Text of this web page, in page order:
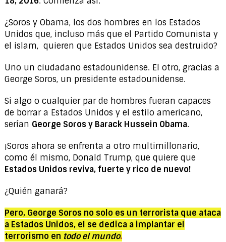
¿Soros y Obama, los dos hombres en los Estados
Unidos que, incluso más que el Partido Comunista y
el islam, quieren que Estados Unidos sea destruido?
Uno un ciudadano estadounidense. El otro, gracias a
George Soros, un presidente estadounidense.
Si algo o cualquier par de hombres fueran capaces
de borrar a Estados Unidos y el estilo americano,
serían George Soros y Barack Hussein Obama.
¡Soros ahora se enfrenta a otro multimillonario,
como él mismo, Donald Trump, que quiere que
Estados Unidos reviva, fuerte y rico de nuevo!
¿Quién ganará?
Pero, George Soros no solo es un terrorista que ataca
a Estados Unidos, el se dedica a implantar el
terrorismo en todo el mundo.